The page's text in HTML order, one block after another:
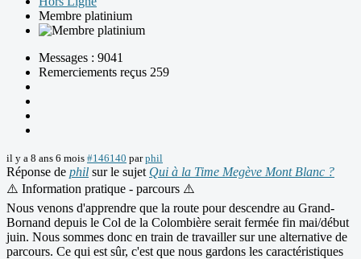
Membre platinium
Messages : 9041
Remerciements reçus 259
il y a 8 ans 6 mois #146140 parphil
Réponse de phil sur le sujet Qui à la Time Megève Mont Blanc ?
⚠️ Information pratique - parcours ⚠️
Nous venons d'apprendre que la route pour descendre au Grand-
Bornand depuis le Col de la Colombière serait fermée fin mai/début
juin. Nous sommes donc en train de travailler sur une alternative de
parcours. Ce qui est sûr, c'est que nous gardons les caractéristiques